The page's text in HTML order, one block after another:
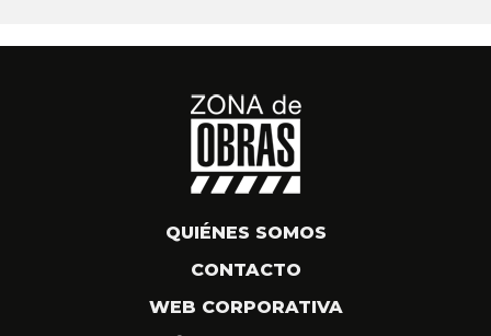
QUIÉNES SOMOS
CONTACTO
WEB CORPORATIVA